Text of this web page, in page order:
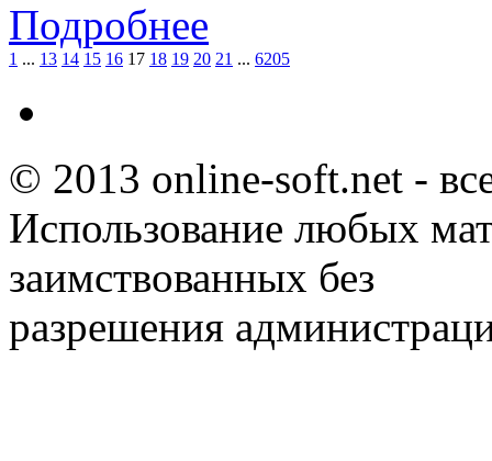
Подробнее
1 ... 13 14 15 16 17 18 19 20 21 ... 6205
© 2013 online-soft.net -
Использование любых
заимствованных без
разрешения